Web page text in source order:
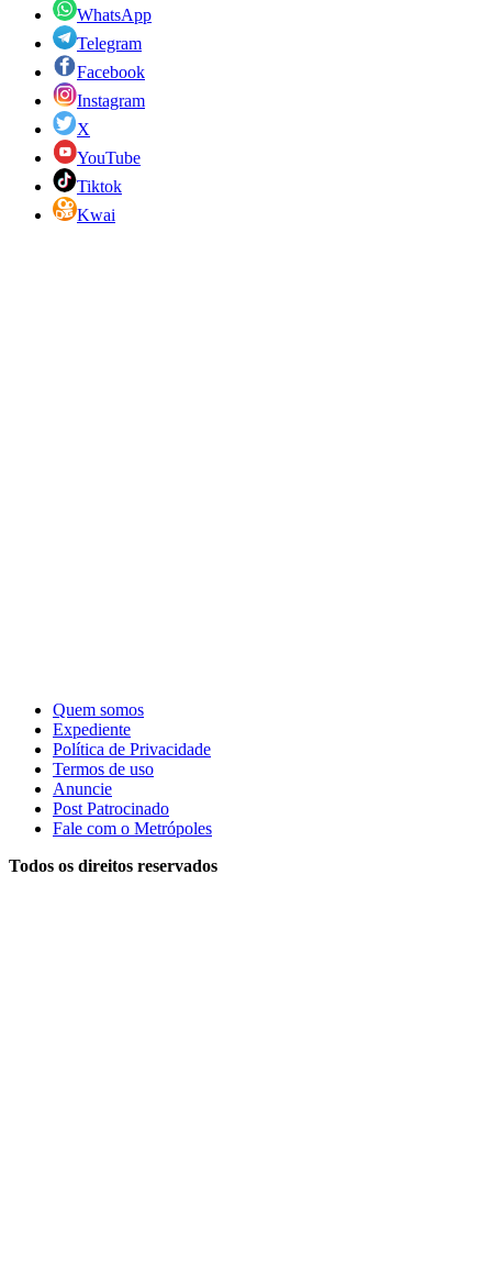
WhatsApp
Telegram
Facebook
Instagram
X
YouTube
Tiktok
Kwai
Quem somos
Expediente
Política de Privacidade
Termos de uso
Anuncie
Post Patrocinado
Fale com o Metrópoles
Todos os direitos reservados